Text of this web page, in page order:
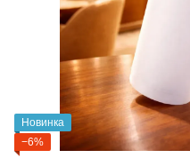
Новинка
−6%